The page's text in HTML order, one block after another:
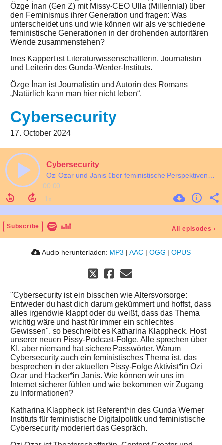
Özge İnan (Gen Z) mit Missy-CEO Ulla (Millennial) über
den Feminismus ihrer Generation und fragen: Was
unterscheidet uns und wie können wir als verschiedene
feministische Generationen in der drohenden autoritären
Wende zusammenstehen?
Ines Kappert ist Literaturwissenschaftlerin, Journalistin
und Leiterin des Gunda-Werder-Instituts.
Özge İnan ist Journalistin und Autorin des Romans
„Natürlich kann man hier nicht leben“.
Cybersecurity
17. October 2024
Cybersecurity
00:00
Subscribe All episodes ›
Audio herunterladen: MP3 | AAC | OGG | OPUS
"Cybersecurity ist ein bisschen wie Altersvorsorge:
Entweder du hast dich darum gekümmert und hoffst, dass
alles irgendwie klappt oder du weißt, dass das Thema
wichtig wäre und hast für immer ein schlechtes
Gewissen", so beschreibt es Katharina Klappheck, Host
unserer neuen Pissy-Podcast-Folge. Alle sprechen über
KI, aber niemand hat sichere Passwörter. Warum
Cybersecurity auch ein feministisches Thema ist, das
besprechen in der aktuellen Pissy-Folge Aktivist*in Ozi
Ozar und Hacker*in Janis. Wie können wir uns im
Internet sicherer fühlen und wie bekommen wir Zugang
zu Informationen?
Katharina Klappheck ist Referent*in des Gunda Werner
Instituts für feministische Digitalpolitik und feministische
Cybersecurity moderiert das Gespräch.